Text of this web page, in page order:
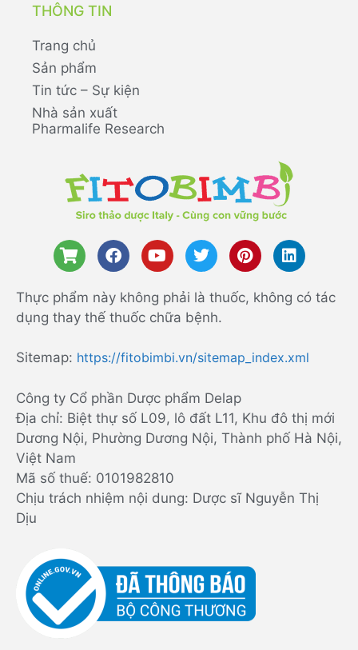
THÔNG TIN
Trang chủ
Sản phẩm
Tin tức – Sự kiện
Nhà sản xuất
Pharmalife Research
Thực phẩm này không phải là thuốc, không có tác
dụng thay thế thuốc chữa bệnh.
Sitemap: https://fitobimbi.vn/sitemap_index.xml
Công ty Cổ phần Dược phẩm Delap
Địa chỉ: Biệt thự số L09, lô đất L11, Khu đô thị mới
Dương Nội, Phường Dương Nội, Thành phố Hà Nội,
Việt Nam
Mã số thuế: 0101982810
Chịu trách nhiệm nội dung: Dược sĩ Nguyễn Thị
Dịu